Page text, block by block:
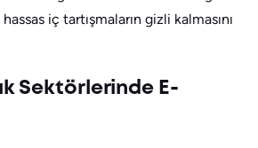
iç tartışmaların gizli kalmasını
Sektörlerinde E-